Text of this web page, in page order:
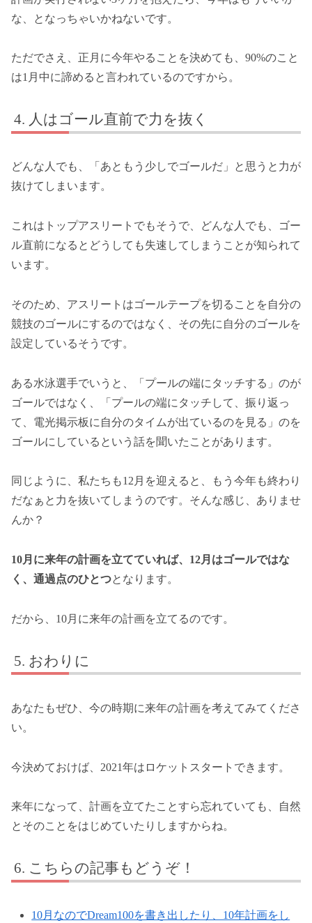
な、となっちゃいかねないです。
ただでさえ、正月に今年やることを決めても、90%のこと
は1月中に諦めると言われているのですから。
人はゴール直前で力を抜く
どんな人でも、「あともう少しでゴールだ」と思うと力が
抜けてしまいます。
これはトップアスリートでもそうで、どんな人でも、ゴー
ル直前になるとどうしても失速してしまうことが知られて
います。
そのため、アスリートはゴールテープを切ることを自分の
競技のゴールにするのではなく、その先に自分のゴールを
設定しているそうです。
ある水泳選手でいうと、「プールの端にタッチする」のが
ゴールではなく、「プールの端にタッチして、振り返っ
て、電光掲示板に自分のタイムが出ているのを見る」のを
ゴールにしているという話を聞いたことがあります。
同じように、私たちも12月を迎えると、もう今年も終わり
だなぁと力を抜いてしまうのです。そんな感じ、ありませ
んか？
10月に来年の計画を立てていれば、12月はゴールではな
く、通過点のひとつとなります。
だから、10月に来年の計画を立てるのです。
おわりに
あなたもぜひ、今の時期に来年の計画を考えてみてくださ
い。
今決めておけば、2021年はロケットスタートできます。
来年になって、計画を立てたことすら忘れていても、自然
とそのことをはじめていたりしますからね。
こちらの記事もどうぞ！
10月なのでDream100を書き出したり、10年計画をし